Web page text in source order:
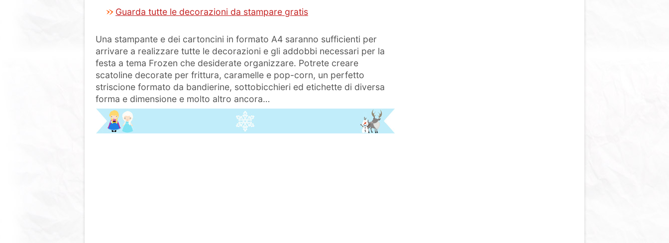
Guarda tutte le decorazioni da stampare gratis
Una stampante e dei cartoncini in formato A4 saranno sufficienti per
arrivare a realizzare tutte le decorazioni e gli addobbi necessari per la
festa a tema Frozen che desiderate organizzare. Potrete creare
scatoline decorate per frittura, caramelle e pop-corn, un perfetto
striscione formato da bandierine, sottobicchieri ed etichette di diversa
forma e dimensione e molto altro ancora…